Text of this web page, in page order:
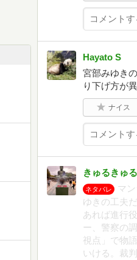
Hayato S
宮部みゆき
り下げ方が
ナイス
きゅるきゅ
ネタバレ
マ
ゆきの工夫
あれば進行
ー、警察の
視点」で物
いける。裁